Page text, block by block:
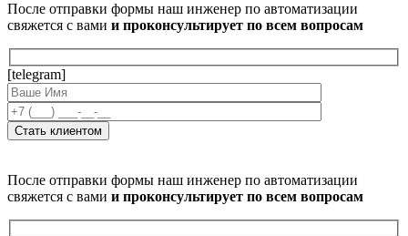
После отправки формы наш инженер по автоматизации
свяжется с вами и проконсультирует по всем вопросам
[telegram]
После отправки формы наш инженер по автоматизации
свяжется с вами и проконсультирует по всем вопросам